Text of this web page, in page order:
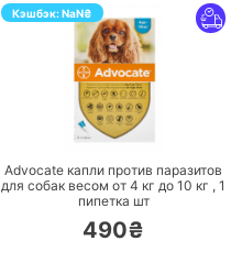
Кэшбэк:NaN₴
ПЕРЕЙТИ
Advocate капли против паразитов
для собак весом от 4 кг до 10 кг , 1
пипетка шт
490₴